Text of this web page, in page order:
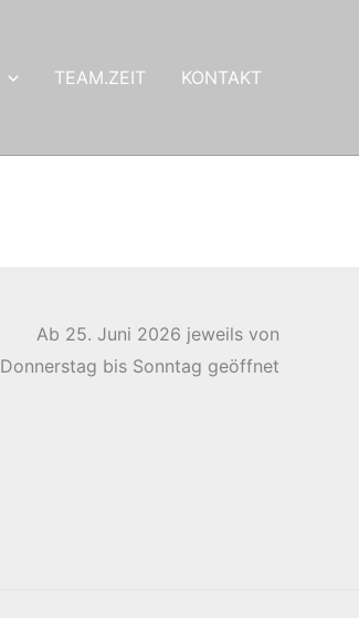
TEAM.ZEIT KONTAKT
Ab 25. Juni 2026 jeweils von
Donnerstag bis Sonntag geöffnet